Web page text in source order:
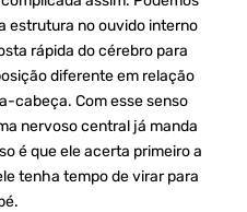
estrutura no ouvido interno
rápida do cérebro para
diferente em relação
cabeça. Com esse senso
nervoso central já manda
é que ele acerta primeiro a
tenha tempo de virar para
.